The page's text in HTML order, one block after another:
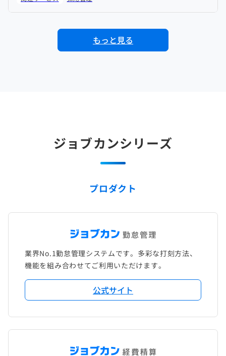
もっと見る
ジョブカンシリーズ
プロダクト
業界No.1勤怠管理システムです。多彩な打刻方法、
機能を組み合わせてご利用いただけます。
公式サイト